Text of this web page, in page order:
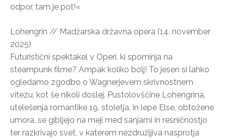
odpor, tam je pot!«
Lohengrin // Madžarska državna opera (14. november
2025)
Futuristični spektakel v Operi, ki spominja na
steampunk filme? Ampak koliko bolj! To jesen si lahko
ogledamo zgodbo o Wagnerjevem skrivnostnem
vitezu, kot še nikoli doslej. Pustolovščine Lohengrina,
utelešenja romantike 19. stoletja, in lepe Else, obtožene
umora, se gibljejo na meji med sanjami in resničnostjo
ter razkrivajo svet, v katerem nezdružljiva nasprotja